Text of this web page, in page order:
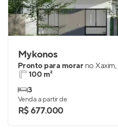
Mykonos
Pronto para morar no Xaxim,
100 m²
3
Venda a partir de
R$ 677.000